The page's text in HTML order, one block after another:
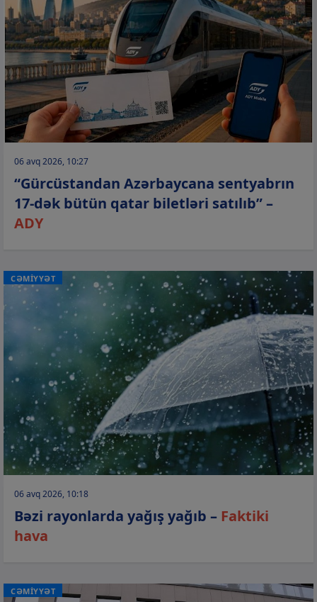
06 avq 2026, 10:27
“Gürcüstandan Azərbaycana sentyabrın
17-dək bütün qatar biletləri satılıb” –
ADY
CƏMİYYƏT
06 avq 2026, 10:18
Bəzi rayonlarda yağış yağıb – Faktiki
hava
CƏMİYYƏT